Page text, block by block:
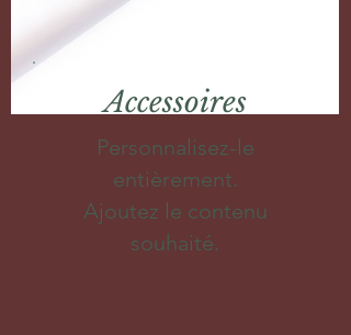
Accessoires
Personnalisez-le
entièrement.
Ajoutez le contenu
souhaité.